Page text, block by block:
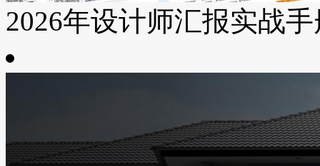
2026年设计师汇报实战